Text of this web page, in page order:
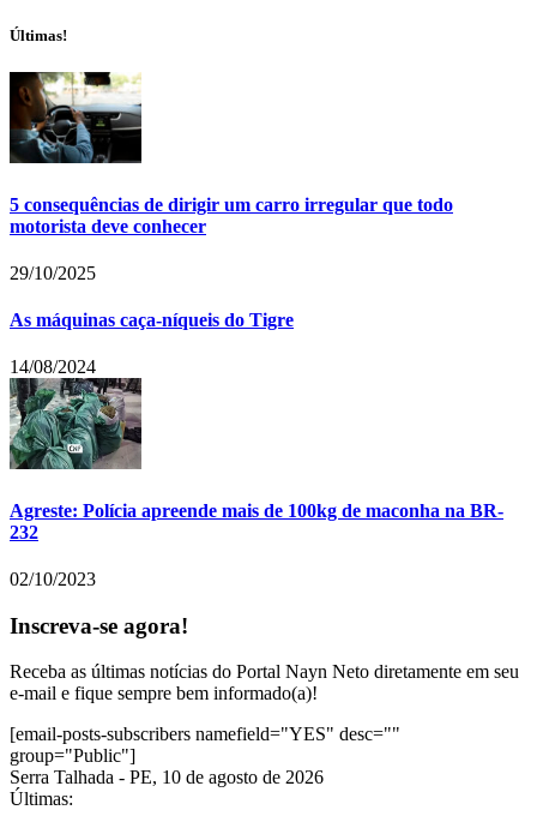
Últimas!
5 consequências de dirigir um carro irregular que todo
motorista deve conhecer
29/10/2025
As máquinas caça-níqueis do Tigre
14/08/2024
Agreste: Polícia apreende mais de 100kg de maconha na BR-
232
02/10/2023
Inscreva-se agora!
Receba as últimas notícias do Portal Nayn Neto diretamente em seu
e-mail e fique sempre bem informado(a)!
[email-posts-subscribers namefield="YES" desc=""
group="Public"]
Serra Talhada - PE, 10 de agosto de 2026
Últimas: